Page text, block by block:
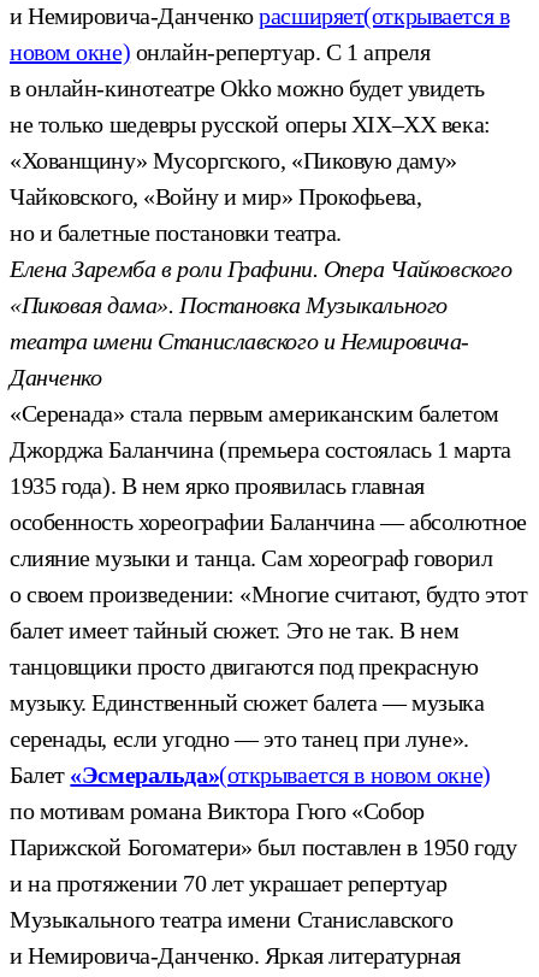
и Немировича-Данченкорасширяет(открывается в
новом окне) онлайн-репертуар. С 1 апреля
в онлайн-кинотеатре Okko можно будет увидеть
не только шедевры русской оперы XIX–XX века:
«Хованщину» Мусоргского, «Пиковую даму»
Чайковского, «Войну и мир» Прокофьева,
но и балетные постановки театра.
Елена Заремба в роли Графини. Опера Чайковского
«Пиковая дама». Постановка Музыкального
театра имени Станиславского и Немировича-
Данченко
«Серенада» стала первым американским балетом
Джорджа Баланчина (премьера состоялась 1 марта
1935 года). В нем ярко проявилась главная
особенность хореографии Баланчина — абсолютное
слияние музыки и танца. Сам хореограф говорил
о своем произведении: «Многие считают, будто этот
балет имеет тайный сюжет. Это не так. В нем
танцовщики просто двигаются под прекрасную
музыку. Единственный сюжет балета — музыка
серенады, если угодно — это танец при луне».
Балет «Эсмеральда»(открывается в новом окне)
по мотивам романа Виктора Гюго «Собор
Парижской Богоматери» был поставлен в 1950 году
и на протяжении 70 лет украшает репертуар
Музыкального театра имени Станиславского
и Немировича-Данченко. Яркая литературная